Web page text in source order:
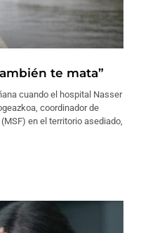
te mata”
cuando el hospital Nasser
coordinador de
en el territorio asediado,